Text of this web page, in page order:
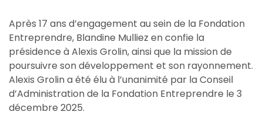
Après 17 ans d’engagement au sein de la Fondation
Entreprendre, Blandine Mulliez en confie la
présidence à Alexis Grolin, ainsi que la mission de
poursuivre son développement et son rayonnement.
Alexis Grolin a été élu à l’unanimité par la Conseil
d’Administration de la Fondation Entreprendre le 3
décembre 2025.